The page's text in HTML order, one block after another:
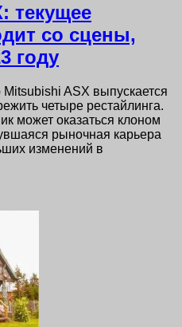
текущее
со сцены,
году
ASX выпускается
четыре рестайлинга.
может оказаться клоном
рыночная карьера
изменений в